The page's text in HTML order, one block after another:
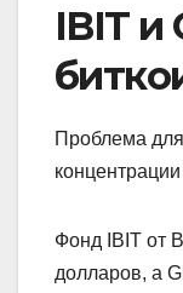
IBIT и
Проблема
концентрации
Фонд IBIT от
долларов, а